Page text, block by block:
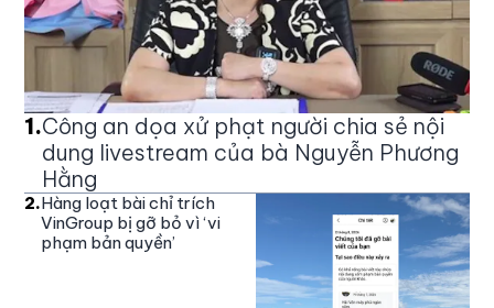
1.Công an dọa xử phạt người chia sẻ nội
dung livestream của bà Nguyễn Phương
Hằng
2.Hàng loạt bài chỉ trích
VinGroup bị gỡ bỏ vì ‘vi
phạm bản quyền’